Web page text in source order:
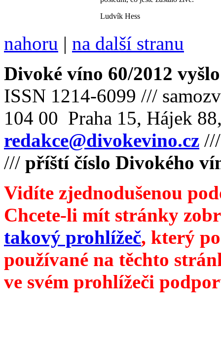
Ludvík Hess
nahoru | na další stranu
Divoké víno 60/2012
ISSN 1214-6099 ///
104 00 Praha 15, Hájek
redakce@divokevino.cz
/// příští číslo Divokého
Vidíte zjednodušenou
Chcete-li mít stránky
takový prohlížeč, který
používané na těchto
ve svém prohlížeči